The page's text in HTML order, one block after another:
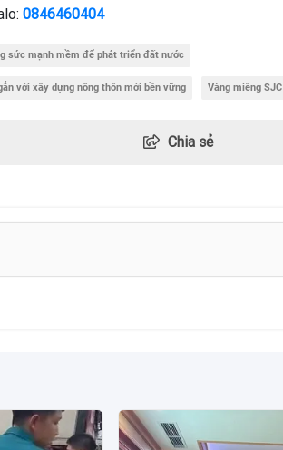
0846460404
sức mạnh mềm để phát triển đất nước
với xây dựng nông thôn mới bền vững Vàng miếng SJC
Chia sẻ